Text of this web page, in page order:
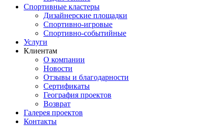
Спортивные кластеры
Дизайнерские площадки
Спортивно-игровые
Спортивно-событийные
Услуги
Клиентам
О компании
Новости
Отзывы и благодарности
Сертификаты
География проектов
Возврат
Галерея проектов
Контакты